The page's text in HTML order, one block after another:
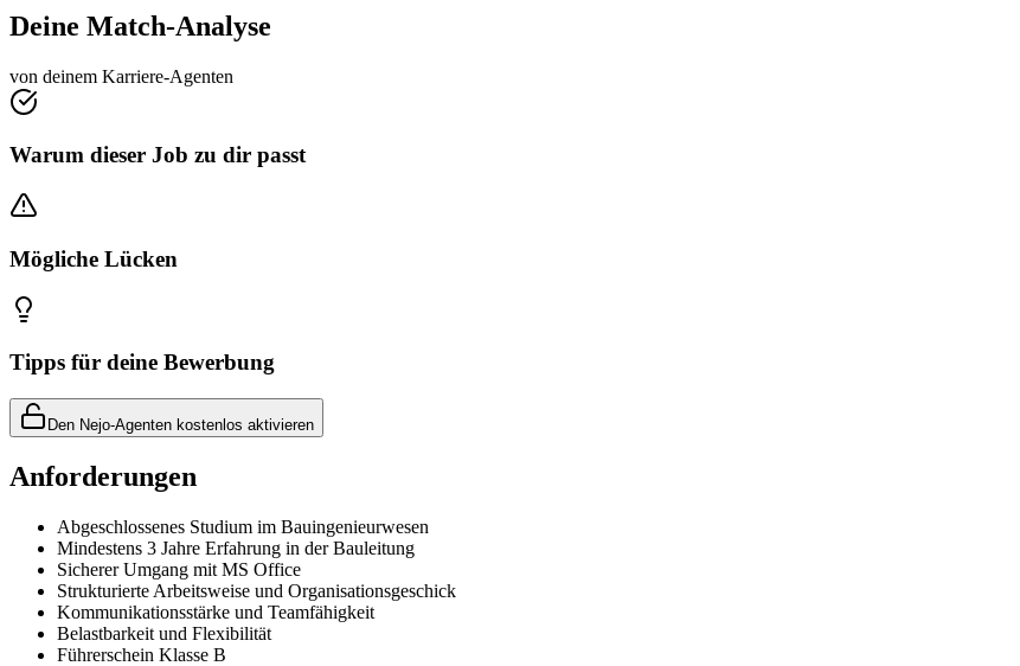
Deine Match-Analyse
von deinem Karriere-Agenten
Warum dieser Job zu dir passt
Mögliche Lücken
Tipps für deine Bewerbung
Den Nejo-Agenten kostenlos aktivieren
Anforderungen
Abgeschlossenes Studium im Bauingenieurwesen
Mindestens 3 Jahre Erfahrung in der Bauleitung
Sicherer Umgang mit MS Office
Strukturierte Arbeitsweise und Organisationsgeschick
Kommunikationsstärke und Teamfähigkeit
Belastbarkeit und Flexibilität
Führerschein Klasse B